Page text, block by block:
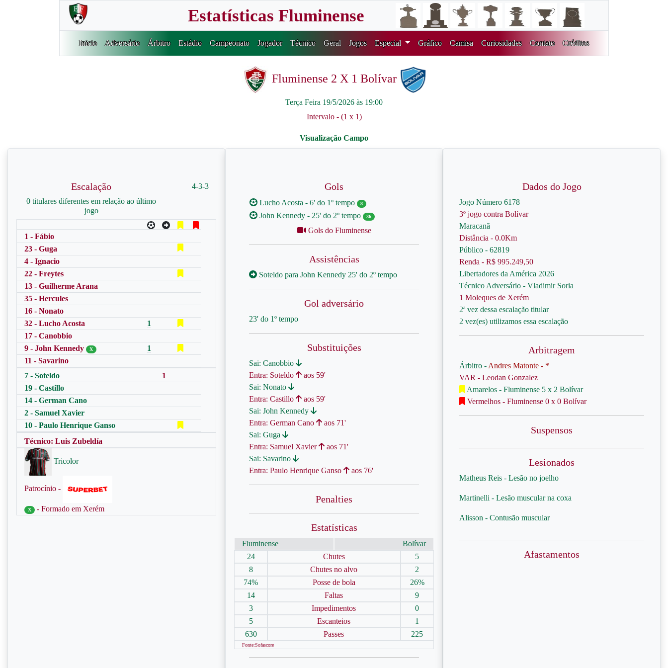
Estatísticas Fluminense
Inicio Adversário Árbitro Estádio Campeonato Jogador Técnico Geral Jogos Especial Gráfico Camisa Curiosidades Contato Créditos
Fluminense 2 X 1 Bolívar
Terça Feira 19/5/2026 às 19:00
Intervalo - (1 x 1)
Escalação
0 titulares diferentes em relação ao último
jogo
4-3-3
1 - Fábio
23 - Guga
4 - Ignacio
22 - Freytes
13 - Guilherme Arana
35 - Hercules
16 - Nonato
32 - Lucho Acosta
1
17 - Canobbio
9 - John Kennedy
X
1
11 - Savarino
7 - Soteldo
1
19 - Castillo
14 - German Cano
2 - Samuel Xavier
10 - Paulo Henrique Ganso
Técnico: Luis Zubeldía
Tricolor
Patrocínio -
X - Formado em Xerém
Gols
Lucho Acosta - 6' do 1º tempo 8
John Kennedy - 25' do 2º tempo 36
Gols do Fluminense
Assistências
Soteldo para John Kennedy 25' do 2º tempo
Gol adversário
23' do 1º tempo
Substituições
Sai: Canobbio
Entra: Soteldo
aos 59'
Sai: Nonato
Entra: Castillo
aos 59'
Sai: John Kennedy
Entra: German Cano
aos 71'
Sai: Guga
Entra: Samuel Xavier
aos 71'
Sai: Savarino
Entra: Paulo Henrique Ganso
aos 76'
Penalties
Estatísticas
Fluminense
Bolívar
24
Chutes
5
8
Chutes no alvo
2
74%
Posse de bola
26%
14
Faltas
9
3
Impedimentos
0
5
Escanteios
1
630
Passes 225
Fonte:Sofascore
Dados do Jogo
Jogo Número 6178
3º jogo contra Bolívar
Maracanã
Distância - 0.0Km
Público - 62819
Renda - R$ 995.249,50
Libertadores da América 2026
Técnico Adversário - Vladimir Soria
1 Moleques de Xerém
2ª vez dessa escalação titular
2 vez(es) utilizamos essa escalação
Arbitragem
Árbitro - Andres Matonte - *
VAR - Leodan Gonzalez
Amarelos - Fluminense 5 x 2 Bolívar
Vermelhos - Fluminense 0 x 0 Bolívar
Suspensos
Lesionados
Matheus Reis - Lesão no joelho
Martinelli - Lesão muscular na coxa
Alisson - Contusão muscular
Afastamentos